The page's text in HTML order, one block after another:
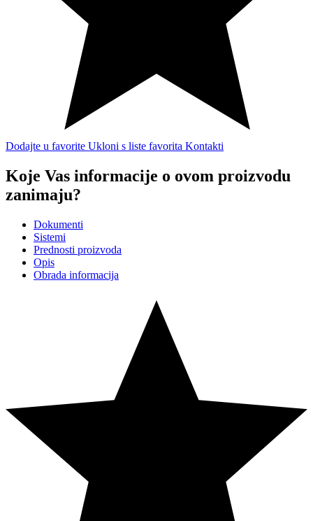
Dodajte u favorite Ukloni s liste favorita Kontakti
Koje Vas informacije o ovom proizvodu
zanimaju?
Dokumenti
Sistemi
Prednosti proizvoda
Opis
Obrada informacija